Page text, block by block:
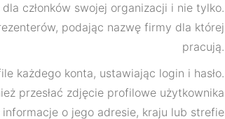
członków swojej organizacji i nie tylko.
podając nazwę firmy dla której
pracują.
każdego konta, ustawiając login i hasło.
przesłać zdjęcie profilowe użytkownika
informacje o jego adresie, kraju lub strefie